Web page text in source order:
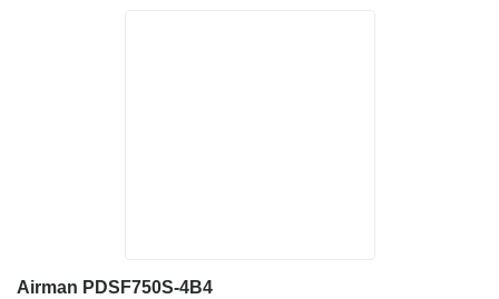
Airman PDSF750S-4B4